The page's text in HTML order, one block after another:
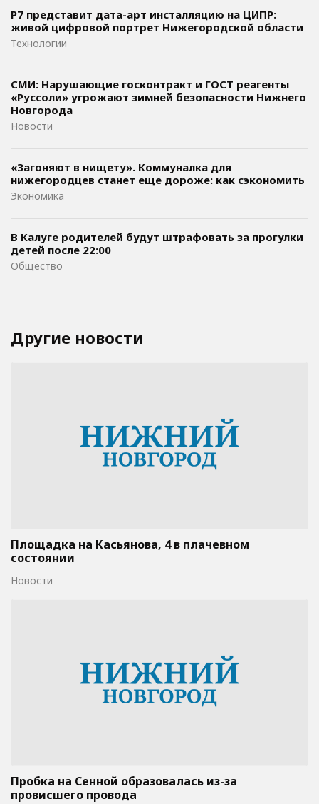
Р7 представит дата-арт инсталляцию на ЦИПР:
живой цифровой портрет Нижегородской области
Технологии
СМИ: Нарушающие госконтракт и ГОСТ реагенты
«Руссоли» угрожают зимней безопасности Нижнего
Новгорода
Новости
«Загоняют в нищету». Коммуналка для
нижегородцев станет еще дороже: как сэкономить
Экономика
В Калуге родителей будут штрафовать за прогулки
детей после 22:00
Общество
Другие новости
Площадка на Касьянова, 4 в плачевном
состоянии
Новости
Пробка на Сенной образовалась из-за
провисшего провода